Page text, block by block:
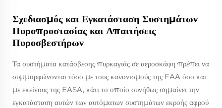
Σχεδιασμός και Εγκατάσταση Συστημάτων
Πυροπροστασίας και Απαιτήσεις
Πυροσβεστήρων
Τα συστήματα κατάσβεσης πυρκαγιάς σε αεροσκάφη πρέπει να
συμμορφώνονται τόσο με τους κανονισμούς της FAA όσο και
με εκείνους της EASA, κάτι το οποίο συνήθως σημαίνει την
εγκατάσταση αυτών των αυτόματων συστημάτων εκροής αφρού